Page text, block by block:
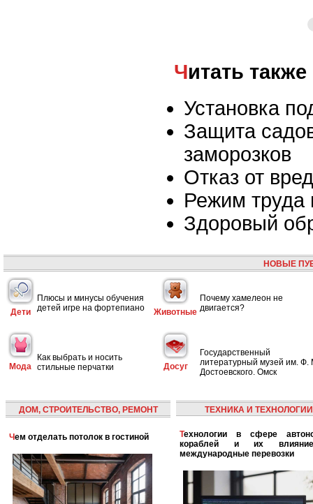
Читать также
Установка
Защита
заморозков
Отказ от
Режим труда
Здоровый
НОВЫЕ
Дети
Плюсы и минусы обучения
детей игре на фортепиано
Животные
Почему хамелеон не
двигается?
Мода
Как выбрать и носить
стильные перчатки
Досуг
Государственный
литературный музей им. Ф.
Достоевского. Омск
ДОМ, СТРОИТЕЛЬСТВО, РЕМОНТ
Чем отделать потолок в гостиной
ТЕХНИКА И ТЕХНОЛОГИИ
Технологии в сфере автономных
кораблей и их
международные перевозки